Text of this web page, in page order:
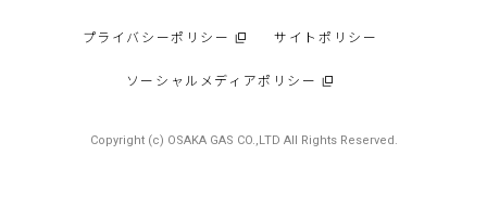
プライバシーポリシー サイトポリシー
ソーシャルメディアポリシー
Copyright (c) OSAKA GAS CO.,LTD All Rights Reserved.